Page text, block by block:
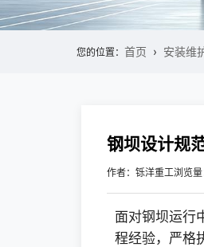
您的位置： 首页 安装维
钢坝设计规
作者：铄洋重工浏览
面对钢坝运行
程经验，严格